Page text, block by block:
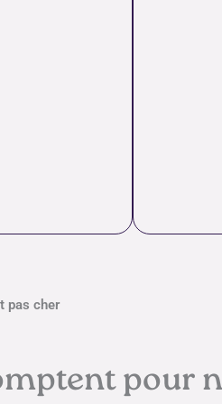
pas cher
pour